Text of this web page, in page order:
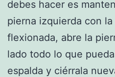
debes hacer es
pierna izquierda con
flexionada, abre la
lado todo lo que
espalda y ciérrala